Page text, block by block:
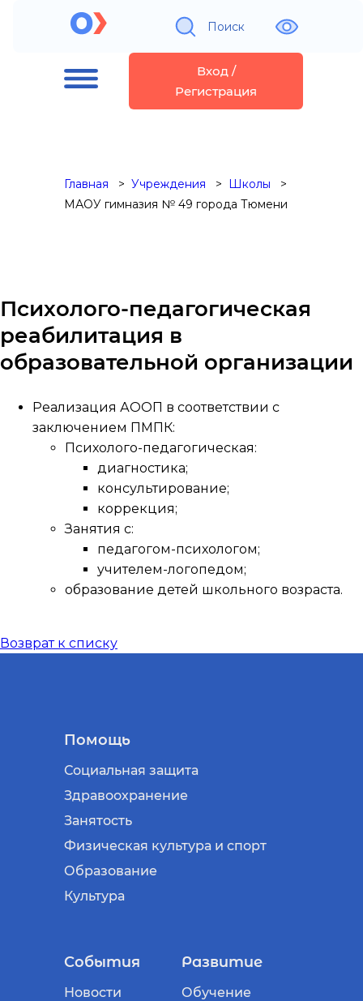
Поиск
Вход /
Регистрация
Главная Учреждения
Школы
МАОУ гимназия № 49 города Тюмени
Психолого-педагогическая
реабилитация в
образовательной организации
Реализация АООП в соответствии с
заключением ПМПК:
Психолого-педагогическая:
диагностика;
консультирование;
коррекция;
Занятия с:
педагогом-психологом;
учителем-логопедом;
образование детей школьного возраста.
Возврат к списку
Помощь
Социальная защита
Здравоохранение
Занятость
Физическая культура и спорт
Образование
Культура
События
Новости
Развитие
Обучение